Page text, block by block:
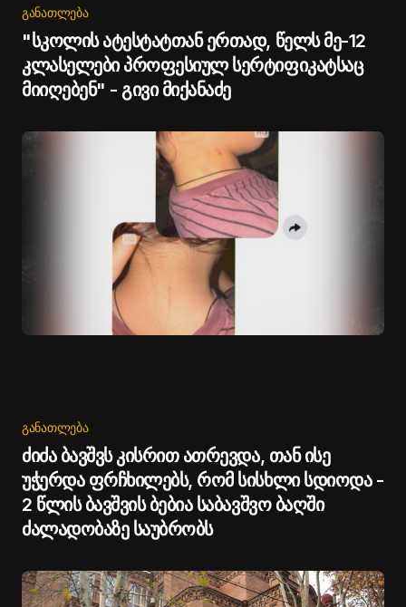
ᲒᲐᲜᲐᲗᲚᲔᲑᲐ
"სკოლის ატესტატთან ერთად, წელს მე-12
კლასელები პროფესიულ სერტიფიკატსაც
მიიღებენ" - გივი მიქანაძე
ᲒᲐᲜᲐᲗᲚᲔᲑᲐ
ძიძა ბავშვს კისრით ათრევდა, თან ისე
უჭერდა ფრჩხილებს, რომ სისხლი სდიოდა -
2 წლის ბავშვის ბებია საბავშვო ბაღში
ძალადობაზე საუბრობს